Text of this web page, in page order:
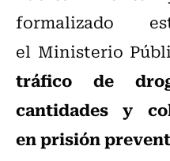
formalizado
el Ministerio
tráfico de
cantidades y
en prisión